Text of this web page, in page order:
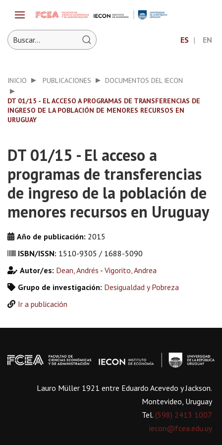
ES EN
INICIO PUBLICACIONES DOCUMENTOS DEL IECON
DT 01/15 - EL ACCESO A PROGRAMAS DE TRANSFERENCIAS DE
INGRESO DE LA POBLACIÓN DE MENORES RECURSOS EN
URUGUAY
DT 01/15 - El acceso a
programas de transferencias
de ingreso de la población de
menores recursos en Uruguay
Año de publicación: 2015
ISBN/ISSN: 1510-9305 / 1688-5090
Autor/es: Dean, Andrés - Vigorito, Andrea
Grupo de investigación: Desigualdad y Pobreza
Ir a publicación
Lauro Müller 1921 entre Eduardo Acevedo y Jackson.
Montevideo, Uruguay
Tel. (598) 2413 1007
iecon@fcea.edu.uy